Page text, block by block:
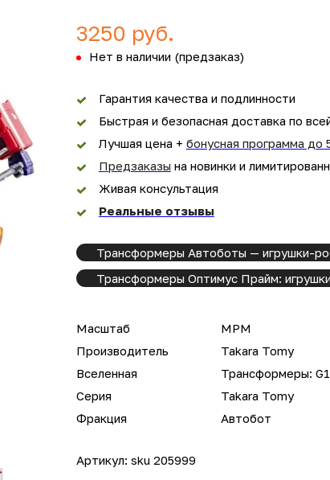
3250 руб.
Нет в наличии (предзаказ)
Гарантия качества и подлинности
Быстрая и безопасная доставка по
Лучшая цена + бонусная программа до
Предзаказы на новинки и
Живая консультация
Реальные отзывы
Трансформеры Автоботы — игрушки-
Трансформеры Оптимус Прайм:
Масштаб
MPM
Производитель
Takara Tomy
Вселенная
Трансформеры: G1
Серия
Takara Tomy
Фракция
Автобот
Артикул: sku 205999